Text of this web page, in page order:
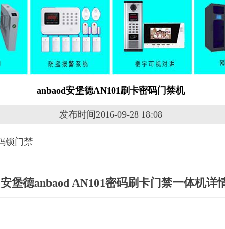
anbaod安堡德AN101刷卡密码门禁机
发布时间2016-09-28 18:08
安堡德anbaod AN101密码刷卡门禁一体机详